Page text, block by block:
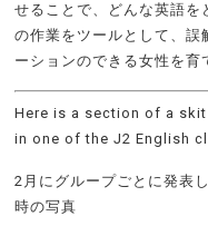
せることで、どんな英語
の作業をツールとして、誤
ーションのできる女性を育
Here is a section of a
in one of the J2 English
2月にグループごとに発表
時の写真